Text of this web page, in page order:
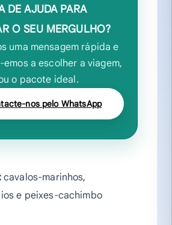
DE AJUDA PARA
O SEU MERGULHO?
uma mensagem rápida e
a escolher a viagem,
o pacote ideal.
nos pelo WhatsApp
cavalos-marinhos,
e peixes-cachimbo